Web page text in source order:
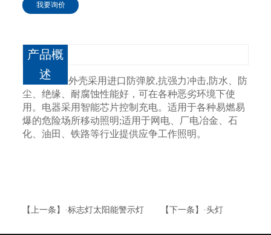
我要询价
产品概
述
外壳采用进口防弹胶,抗强力冲击,防水、防
尘、绝缘、耐腐蚀性能好，可在各种恶劣环境下使
用。电器采用智能芯片控制充电。适用于各种易燃易
爆的危险场所移动照明;适用于网电、厂电冶金、石
化、油田、铁路等行业提供应争工作照明。
【上一条】·标志灯太阳能警示灯 【下一条】·头灯